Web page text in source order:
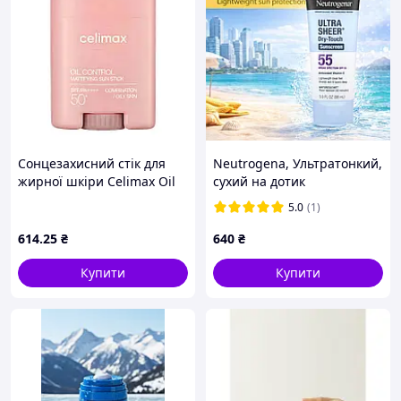
Профілактика фотостаріння
Зменшення ризику пігментації
Сонцезахисний стік для
жирної шкіри Celimax Oil
614.25 ₴
Купити
Neutrogena, Ультратонкий,
сухий на дотик
сонцезахисний крем,
фактор захисту від сонця
SPF 55,
5.0 (1)
640 ₴
Купити